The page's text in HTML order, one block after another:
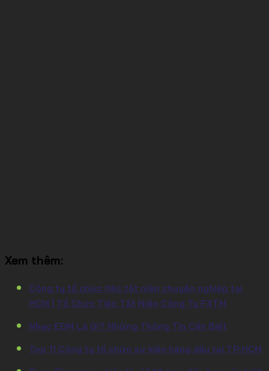
Xem thêm:
Công ty tổ chức tiệc tất niên chuyên nghiệp tại
HCM | Tổ Chức Tiệc Tất Niên Công Ty FXTM
Nhạc EDM Là Gì? Những Thông Tin Cần Biết
Top 11 Công ty tổ chức sự kiện hàng đầu tại TP.HCM